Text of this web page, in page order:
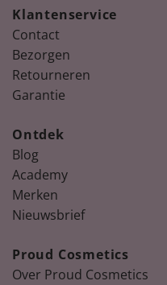
Klantenservice
Contact
Bezorgen
Retourneren
Garantie
Ontdek
Blog
Academy
Merken
Nieuwsbrief
Proud Cosmetics
Over Proud Cosmetics